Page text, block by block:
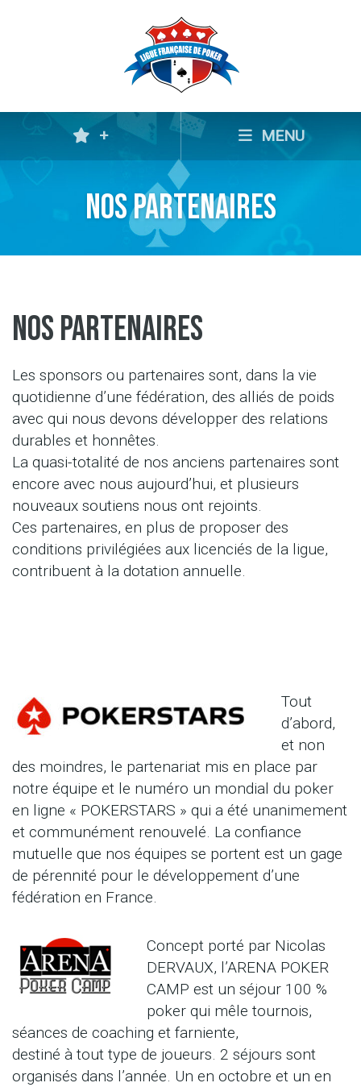
+ MENU
Nos partenaires
Nos Partenaires
Les sponsors ou partenaires sont, dans la vie
quotidienne d’une fédération, des alliés de poids
avec qui nous devons développer des relations
durables et honnêtes.
La quasi-totalité de nos anciens partenaires sont
encore avec nous aujourd’hui, et plusieurs
nouveaux soutiens nous ont rejoints.
Ces partenaires, en plus de proposer des
conditions privilégiées aux licenciés de la ligue,
contribuent à la dotation annuelle.
Tout
d’abord,
et non
des moindres, le partenariat mis en place par
notre équipe et le numéro un mondial du poker
en ligne « POKERSTARS » qui a été unanimement
et communément renouvelé. La confiance
mutuelle que nos équipes se portent est un gage
de pérennité pour le développement d’une
fédération en France.
Concept porté par Nicolas
DERVAUX, l’ARENA POKER
CAMP est un séjour 100 %
poker qui mêle tournois,
séances de coaching et farniente,
destiné à tout type de joueurs. 2 séjours sont
organisés dans l’année. Un en octobre et un en